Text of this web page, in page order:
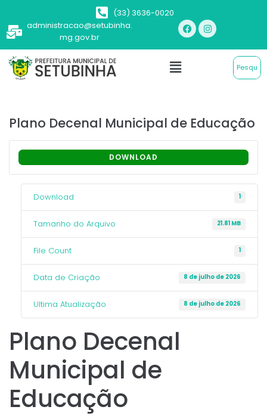
(33) 3636-0020
administracao@setubinha.
mg.gov.br
Plano Decenal Municipal de Educação
DOWNLOAD
Download 1
Tamanho do Arquivo 21.81 MB
File Count 1
Data de Criação 8 de julho de 2026
Ultima Atualização 8 de julho de 2026
Plano Decenal
Municipal de
Educação